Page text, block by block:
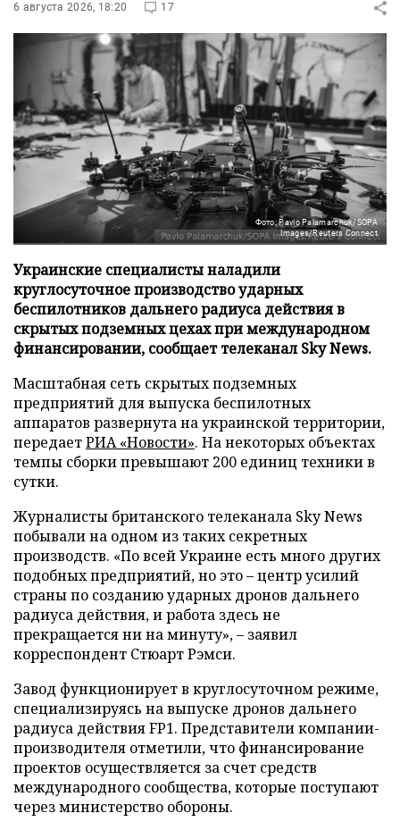
6 августа 2026, 18:20 17
Фото: Pavlo Palamarchuk/SOPA
Images/Reuters Connect
Украинские специалисты наладили
круглосуточное производство ударных
беспилотников дальнего радиуса действия в
скрытых подземных цехах при международном
финансировании, сообщает телеканал Sky News.
Масштабная сеть скрытых подземных
предприятий для выпуска беспилотных
аппаратов развернута на украинской территории,
передаетРИА «Новости». На некоторых объектах
темпы сборки превышают 200 единиц техники в
сутки.
Журналисты британского телеканала Sky News
побывали на одном из таких секретных
производств. «По всей Украине есть много других
подобных предприятий, но это – центр усилий
страны по созданию ударных дронов дальнего
радиуса действия, и работа здесь не
прекращается ни на минуту», – заявил
корреспондент Стюарт Рэмси.
Завод функционирует в круглосуточном режиме,
специализируясь на выпуске дронов дальнего
радиуса действия FP1. Представители компании-
производителя отметили, что финансирование
проектов осуществляется за счет средств
международного сообщества, которые поступают
через министерство обороны.